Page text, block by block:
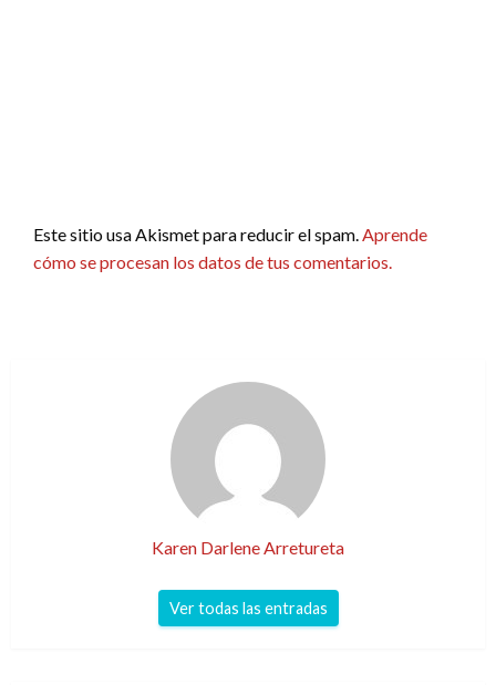
Este sitio usa Akismet para reducir el spam.Aprende
cómo se procesan los datos de tus comentarios.
Karen Darlene Arretureta
Ver todas las entradas